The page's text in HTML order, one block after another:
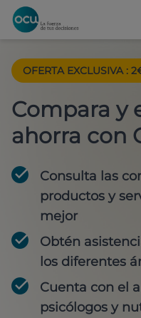
OFERTA EXCLUSIVA :
Compara y
ahorra con
Consulta las
productos y
mejor
Obtén
los diferentes
Cuenta con el
psicólogos y